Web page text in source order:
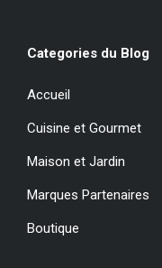
Categories du Blog
Accueil
Cuisine et Gourmet
Maison et Jardin
Marques Partenaires
Boutique